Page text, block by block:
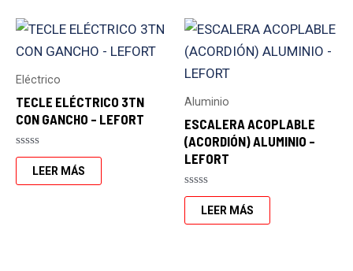
Eléctrico
TECLE ELÉCTRICO 3TN
CON GANCHO – LEFORT
Valorado
conLEER MÁS
Aluminio
ESCALERA ACOPLABLE
(ACORDIÓN) ALUMINIO –
LEFORT
Valorado
conLEER MÁS